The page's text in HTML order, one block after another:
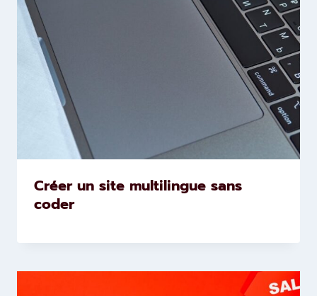
Créer un site multilingue sans
coder